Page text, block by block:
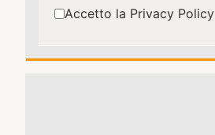
Accetto la Privacy Policy